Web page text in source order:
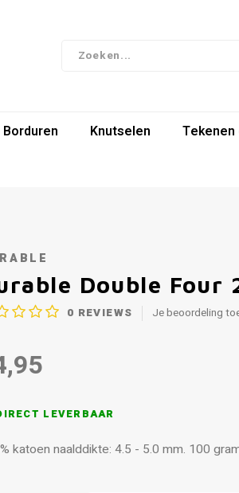
Borduren Knutselen Tekenen
Double Four
0 REVIEWS Je beoordeling
LEVERBAAR
katoen naalddikte: 4.5 - 5.0 mm. 100